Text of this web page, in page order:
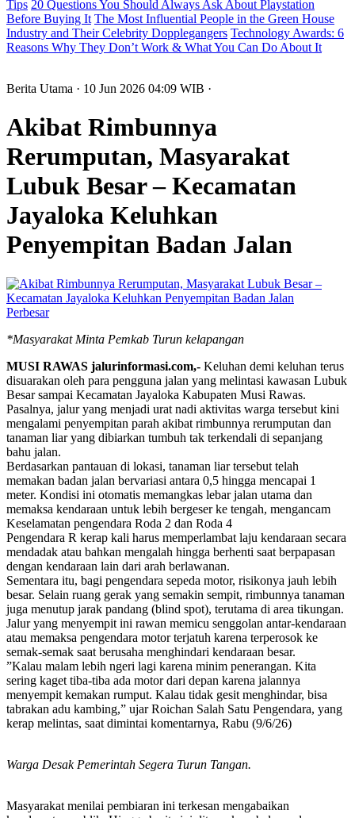
Tips 20 Questions You Should Always Ask About Playstation
Before Buying It The Most Influential People in the Green House
Industry and Their Celebrity Dopplegangers Technology Awards: 6
Reasons Why They Don’t Work & What You Can Do About It
Berita Utama · 10 Jun 2026 04:09 WIB ·
Akibat Rimbunnya
Rerumputan, Masyarakat
Lubuk Besar – Kecamatan
Jayaloka Keluhkan
Penyempitan Badan Jalan
Perbesar
*Masyarakat Minta Pemkab Turun kelapangan
MUSI RAWAS jalurinformasi.com,- Keluhan demi keluhan terus
disuarakan oleh para pengguna jalan yang melintasi kawasan Lubuk
Besar sampai Kecamatan Jayaloka Kabupaten Musi Rawas.
Pasalnya, jalur yang menjadi urat nadi aktivitas warga tersebut kini
mengalami penyempitan parah akibat rimbunnya rerumputan dan
tanaman liar yang dibiarkan tumbuh tak terkendali di sepanjang
bahu jalan.
​Berdasarkan pantauan di lokasi, tanaman liar tersebut telah
memakan badan jalan bervariasi antara 0,5 hingga mencapai 1
meter. Kondisi ini otomatis memangkas lebar jalan utama dan
memaksa kendaraan untuk lebih bergeser ke tengah, mengancam
Keselamatan pengendara Roda 2 dan Roda 4
​Pengendara R kerap kali harus memperlambat laju kendaraan secara
mendadak atau bahkan mengalah hingga berhenti saat berpapasan
dengan kendaraan lain dari arah berlawanan.
​Sementara itu, bagi pengendara sepeda motor, risikonya jauh lebih
besar. Selain ruang gerak yang semakin sempit, rimbunnya tanaman
juga menutup jarak pandang (blind spot), terutama di area tikungan.
Jalur yang menyempit ini rawan memicu senggolan antar-kendaraan
atau memaksa pengendara motor terjatuh karena terperosok ke
semak-semak saat berusaha menghindari kendaraan besar.
​”Kalau malam lebih ngeri lagi karena minim penerangan. Kita
sering kaget tiba-tiba ada motor dari depan karena jalannya
menyempit kemakan rumput. Kalau tidak gesit menghindar, bisa
tabrakan adu kambing,” ujar Roichan Salah Satu Pengendara, yang
kerap melintas, saat dimintai komentarnya, Rabu (9/6/26)
Warga Desak Pemerintah Segera Turun Tangan.
Masyarakat menilai pembiaran ini terkesan mengabaikan